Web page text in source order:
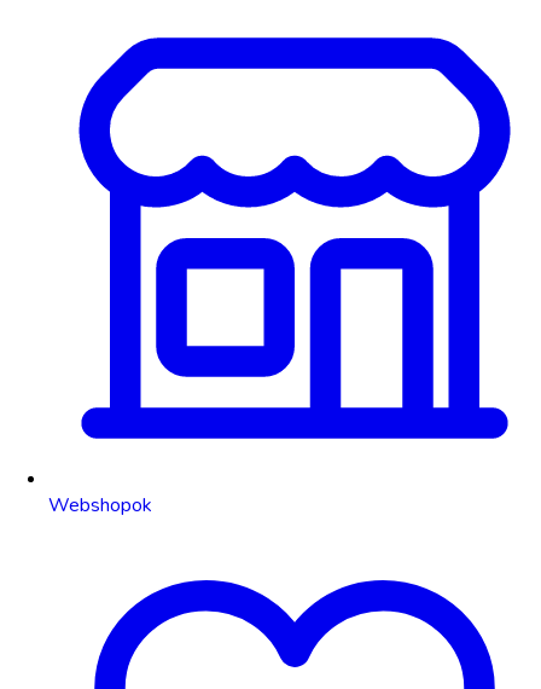
Webshopok